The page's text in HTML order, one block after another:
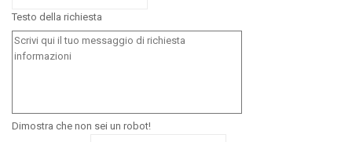
Testo della richiesta
Dimostra che non sei un robot!